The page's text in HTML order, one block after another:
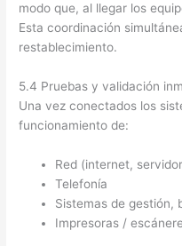
modo que, al llegar los
Esta coordinación
restablecimiento.
5.4 Pruebas y validación
Una vez conectados los
funcionamiento de:
Red (internet,
Telefonía
Sistemas de gestión,
Impresoras /